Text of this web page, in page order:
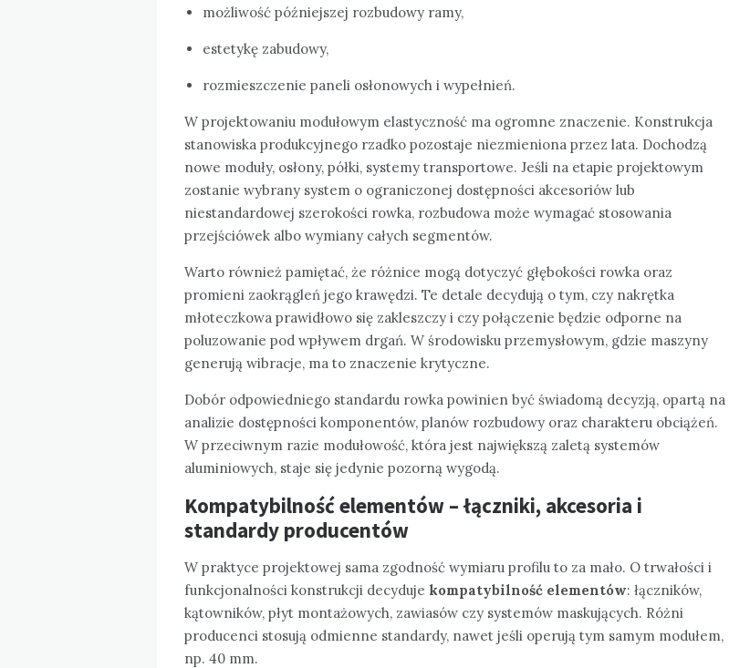
możliwość późniejszej rozbudowy ramy,
estetykę zabudowy,
rozmieszczenie paneli osłonowych i wypełnień.
W projektowaniu modułowym elastyczność ma ogromne znaczenie. Konstrukcja
stanowiska produkcyjnego rzadko pozostaje niezmieniona przez lata. Dochodzą
nowe moduły, osłony, półki, systemy transportowe. Jeśli na etapie projektowym
zostanie wybrany system o ograniczonej dostępności akcesoriów lub
niestandardowej szerokości rowka, rozbudowa może wymagać stosowania
przejściówek albo wymiany całych segmentów.
Warto również pamiętać, że różnice mogą dotyczyć głębokości rowka oraz
promieni zaokrągleń jego krawędzi. Te detale decydują o tym, czy nakrętka
młoteczkowa prawidłowo się zakleszczy i czy połączenie będzie odporne na
poluzowanie pod wpływem drgań. W środowisku przemysłowym, gdzie maszyny
generują wibracje, ma to znaczenie krytyczne.
Dobór odpowiedniego standardu rowka powinien być świadomą decyzją, opartą na
analizie dostępności komponentów, planów rozbudowy oraz charakteru obciążeń.
W przeciwnym razie modułowość, która jest największą zaletą systemów
aluminiowych, staje się jedynie pozorną wygodą.
Kompatybilność elementów – łączniki, akcesoria i
standardy producentów
W praktyce projektowej sama zgodność wymiaru profilu to za mało. O trwałości i
funkcjonalności konstrukcji decyduje kompatybilność elementów: łączników,
kątowników, płyt montażowych, zawiasów czy systemów maskujących. Różni
producenci stosują odmienne standardy, nawet jeśli operują tym samym modułem,
np. 40 mm.